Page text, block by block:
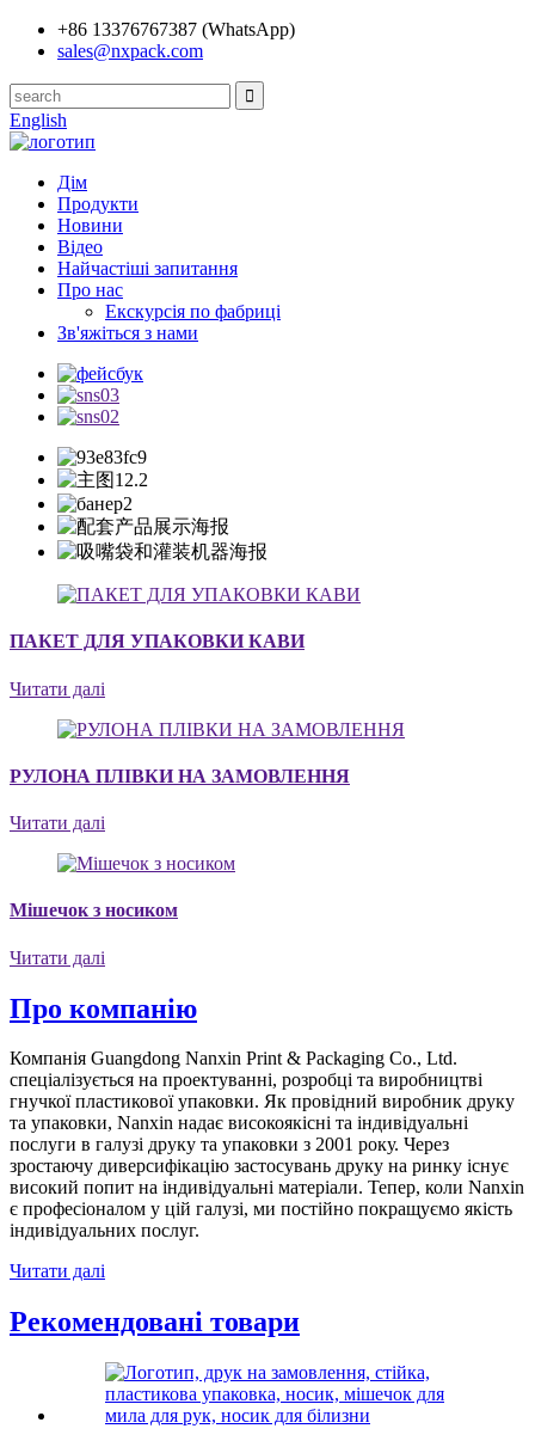
+86 13376767387 (WhatsApp)
sales@nxpack.com
English
Дім
Продукти
Новини
Відео
Найчастіші запитання
Про нас
Екскурсія по фабриці
Зв'яжіться з нами
ПАКЕТ ДЛЯ УПАКОВКИ КАВИ
Читати далі
РУЛОНА ПЛІВКИ НА ЗАМОВЛЕННЯ
Читати далі
Мішечок з носиком
Читати далі
Про компанію
Компанія Guangdong Nanxin Print & Packaging Co., Ltd.
спеціалізується на проектуванні, розробці та виробництві
гнучкої пластикової упаковки. Як провідний виробник друку
та упаковки, Nanxin надає високоякісні та індивідуальні
послуги в галузі друку та упаковки з 2001 року. Через
зростаючу диверсифікацію застосувань друку на ринку існує
високий попит на індивідуальні матеріали. Тепер, коли Nanxin
є професіоналом у цій галузі, ми постійно покращуємо якість
індивідуальних послуг.
Читати далі
Рекомендовані товари